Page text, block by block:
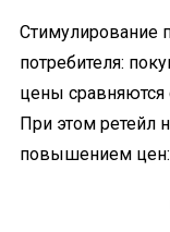
Стимулирование
потребителя:
цены сравняются
При этом ретейл
повышением цен: